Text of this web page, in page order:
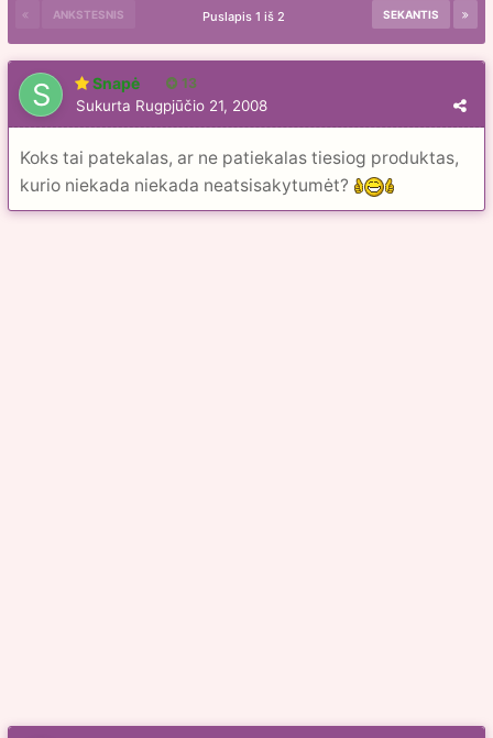
ANKSTESNIS SEKANTIS
Puslapis 1 iš 2
Snapė 13
Sukurta Rugpjūčio 21, 2008
Koks tai patekalas, ar ne patiekalas tiesiog produktas,
kurio niekada niekada neatsisakytumėt?